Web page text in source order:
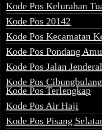
Kode Pos Kelurahan
Kode Pos 20142
Kode Pos Kecamatan
Kode Pos Pondang
Kode Pos Jalan
Kode Pos
Kode Pos Terlengkap
Kode Pos Air Haji
Kode Pos Pisang